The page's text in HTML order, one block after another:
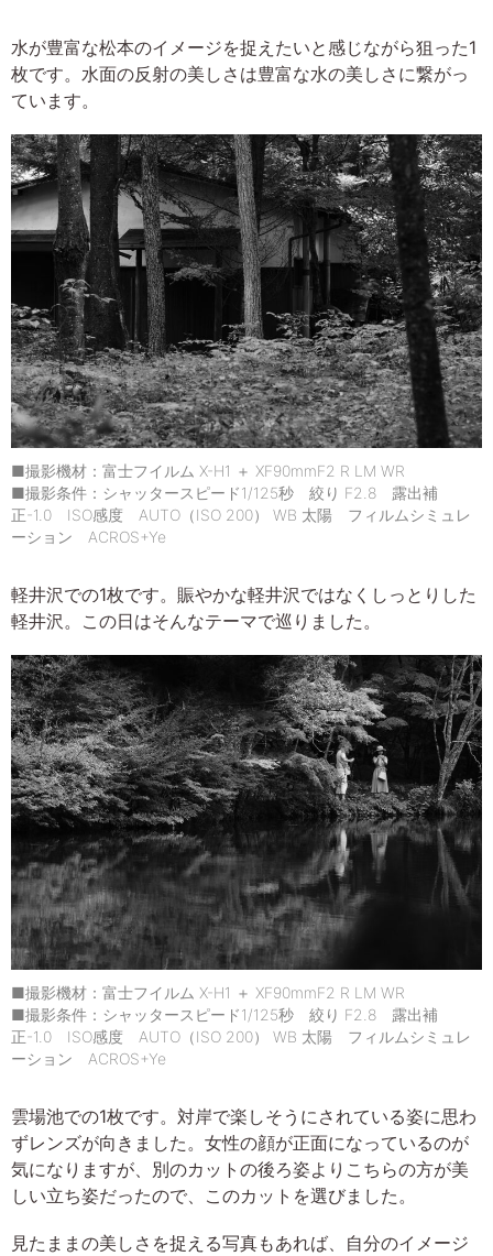
水が豊富な松本のイメージを捉えたいと感じながら狙った1
枚です。水面の反射の美しさは豊富な水の美しさに繋がっ
ています。
■撮影機材：富士フイルム X-H1 ＋ XF90mmF2 R LM WR
■撮影条件：シャッタースピード1/125秒 絞り F2.8 露出補
正-1.0 ISO感度 AUTO（ISO 200） WB 太陽 フィルムシミュレ
ーション ACROS+Ye
軽井沢での1枚です。賑やかな軽井沢ではなくしっとりした
軽井沢。この日はそんなテーマで巡りました。
■撮影機材：富士フイルム X-H1 ＋ XF90mmF2 R LM WR
■撮影条件：シャッタースピード1/125秒 絞り F2.8 露出補
正-1.0 ISO感度 AUTO（ISO 200） WB 太陽 フィルムシミュレ
ーション ACROS+Ye
雲場池での1枚です。対岸で楽しそうにされている姿に思わ
ずレンズが向きました。女性の顔が正面になっているのが
気になりますが、別のカットの後ろ姿よりこちらの方が美
しい立ち姿だったので、このカットを選びました。
見たままの美しさを捉える写真もあれば、自分のイメージ